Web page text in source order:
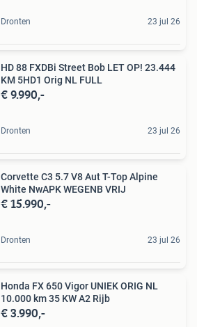
Dronten 23 jul 26
HD 88 FXDBi Street Bob LET OP! 23.444
KM 5HD1 Orig NL FULL
€ 9.990,-
Dronten 23 jul 26
Corvette C3 5.7 V8 Aut T-Top Alpine
White NwAPK WEGENB VRIJ
€ 15.990,-
Dronten 23 jul 26
Honda FX 650 Vigor UNIEK ORIG NL
10.000 km 35 KW A2 Rijb
€ 3.990,-